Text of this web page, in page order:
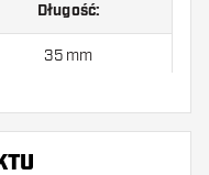
Długość:
35 mm